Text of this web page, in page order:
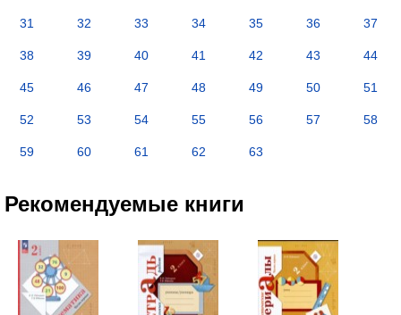
31 32 33 34 35 36 37
38 39 40 41 42 43 44
45 46 47 48 49 50 51
52 53 54 55 56 57 58
59 60 61 62 63
Рекомендуемые книги